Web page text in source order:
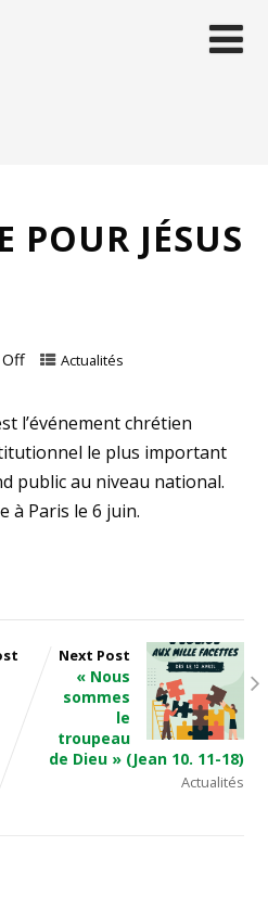
POUR JÉSUS
Off Actualités
l’événement chrétien
le plus important
public au niveau national.
à Paris le 6 juin.
Next Post
« Nous
sommes
le
troupeau
de Dieu » (Jean 10. 11-18)
Actualités